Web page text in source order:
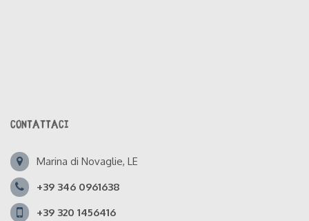
CONTATTACI
Marina di Novaglie, LE
+39 346 0961638
+39 320 1456416